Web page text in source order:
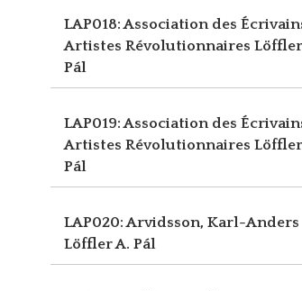
LAP018: Association des
Artistes Révolutionnaires
Pál
LAP019: Association des
Artistes Révolutionnaires
Pál
LAP020: Arvidsson, Karl-Anders
Löffler A. Pál